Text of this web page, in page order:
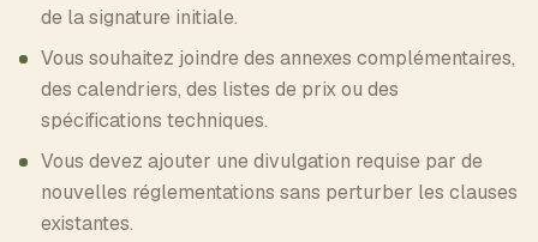
de la signature initiale.
Vous souhaitez joindre des annexes complémentaires,
des calendriers, des listes de prix ou des
spécifications techniques.
Vous devez ajouter une divulgation requise par de
nouvelles réglementations sans perturber les clauses
existantes.